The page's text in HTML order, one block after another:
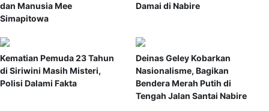
dan Manusia Mee
Simapitowa
Damai di Nabire
Kematian Pemuda 23 Tahun
di Siriwini Masih Misteri,
Polisi Dalami Fakta
Deinas Geley Kobarkan
Nasionalisme, Bagikan
Bendera Merah Putih di
Tengah Jalan Santai Nabire